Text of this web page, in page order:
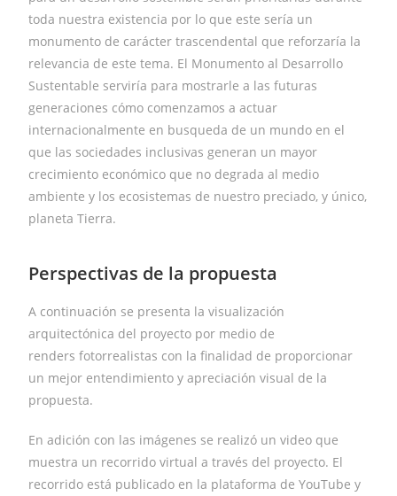
toda nuestra existencia por lo que este sería un
monumento de carácter trascendental que reforzaría la
relevancia de este tema. El Monumento al Desarrollo
Sustentable serviría para mostrarle a las futuras
generaciones cómo comenzamos a actuar
internacionalmente en busqueda de un mundo en el
que las sociedades inclusivas generan un mayor
crecimiento económico que no degrada al medio
ambiente y los ecosistemas de nuestro preciado, y único,
planeta Tierra.
Perspectivas de la propuesta
A continuación se presenta la visualización
arquitectónica del proyecto por medio de
renders fotorrealistas con la finalidad de proporcionar
un mejor entendimiento y apreciación visual de la
propuesta.
En adición con las imágenes se realizó un video que
muestra un recorrido virtual a través del proyecto. El
recorrido está publicado en la plataforma de YouTube y